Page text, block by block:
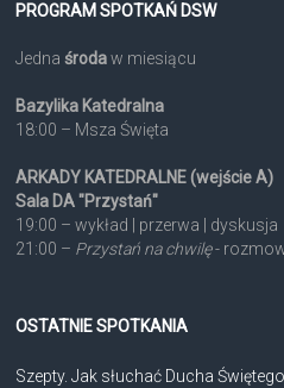
PROGRAM SPOTKAŃ DSW
Jednaśrodaw miesiącu
Bazylika Katedralna
18:00 – Msza Święta
ARKADY KATEDRALNE (wejście A)
Sala DA "Przystań"
19:00 – wykład | przerwa | dyskusja
21:00 – Przystań na chwilę-
OSTATNIE SPOTKANIA
Szepty. Jak słuchać Ducha